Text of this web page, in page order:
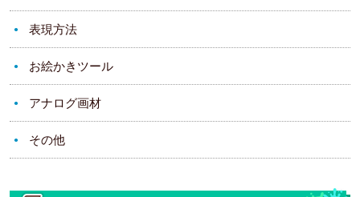
表現方法
お絵かきツール
アナログ画材
その他